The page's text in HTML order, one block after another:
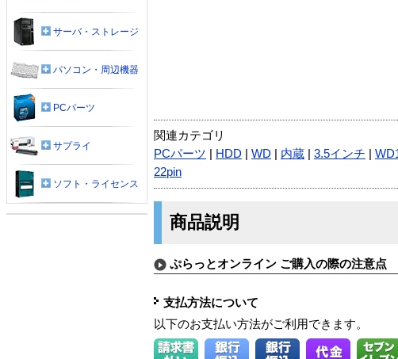
関連カテゴリ
PCパーツ
HDD WD 内蔵 3.5インチ
22pin
商品説明
ぷらっとオンライン ご購入の際の注意点
支払方法について
以下のお支払い方法がご利用できます。
サーバ・ストレージ
パソコン・周辺機器
PCパーツ
サプライ
ソフト・ライセンス